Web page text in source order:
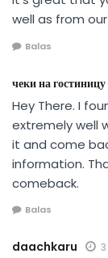
well as from
Balas
чеки на
Hey There. I
extremely well
it and come
information.
comeback.
Balas
daachkaru